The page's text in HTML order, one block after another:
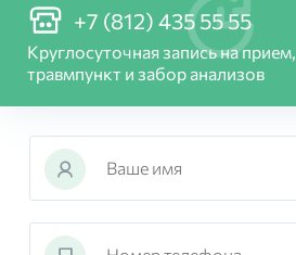
+7 (812) 435 55 55
Круглосуточная запись на прием,
травмпункт и забор анализов